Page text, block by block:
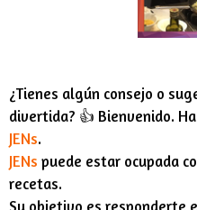
¿Tienes algún consejo o
divertida? 👍 Bienvenido.
JENs.
JENs puede estar ocupada
recetas.
Su objetivo es responderte